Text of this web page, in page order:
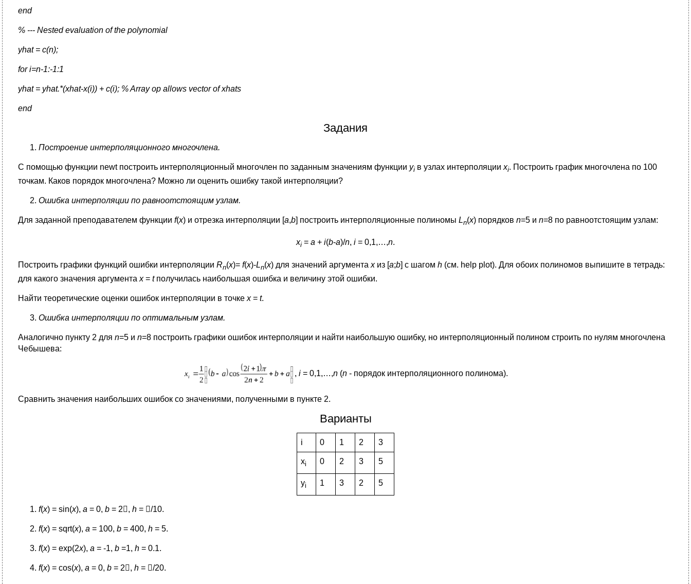
end
% --- Nested evaluation of the polynomial
yhat = c(n);
for i=n-1:-1:1
yhat = yhat.*(xhat-x(i)) + c(i); % Array op allows vector of xhats
end
Задания
Построение интерполяционного многочлена.
С помощью функции newt построить интерполяционный многочлен по заданным значениям функции yi в узлах интерполяции xi. Построить график многочлена по 100
точкам. Каков порядок многочлена? Можно ли оценить ошибку такой интерполяции?
Ошибка интерполяции по равноотстоящим узлам.
Для заданной преподавателем функции f(x) и отрезка интерполяции [a,b] построить интерполяционные полиномы Ln(x) порядков n=5 и n=8 по равноотстоящим узлам:
xi = a + i(b-a)/n, i = 0,1,…,n.
Построить графики функций ошибки интерполяции Rn(x)= f(x)-Ln(x) для значений аргумента xиз [a;b] с шагом h (см. help plot). Для обоих полиномов выпишите в тетрадь:
для какого значения аргумента x= tполучилась наибольшая ошибка и величину этой ошибки.
Найти теоретические оценки ошибок интерполяции в точке x= t.
Ошибка интерполяции по оптимальным узлам.
Аналогично пункту 2 для n=5 и n=8 построить графики ошибок интерполяции и найти наибольшую ошибку, но интерполяционный полином строить по нулям многочлена
Чебышева:
, i = 0,1,…,n (n - порядок интерполяционного полинома).
Сравнить значения наибольших ошибок со значениями, полученными в пункте 2.
Варианты
i 0 1 2 3
xi 0 2 3 5
yi 1 3 2 5
f(x) = sin(x), a = 0, b = 2, h = /10.
f(x) = sqrt(x), a = 100, b = 400, h = 5.
f(x) = exp(2x), a = -1, b =1, h = 0.1.
f(x) = cos(x), a = 0, b = 2, h = /20.